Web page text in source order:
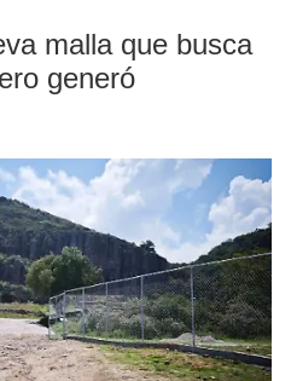
malla que busca
generó